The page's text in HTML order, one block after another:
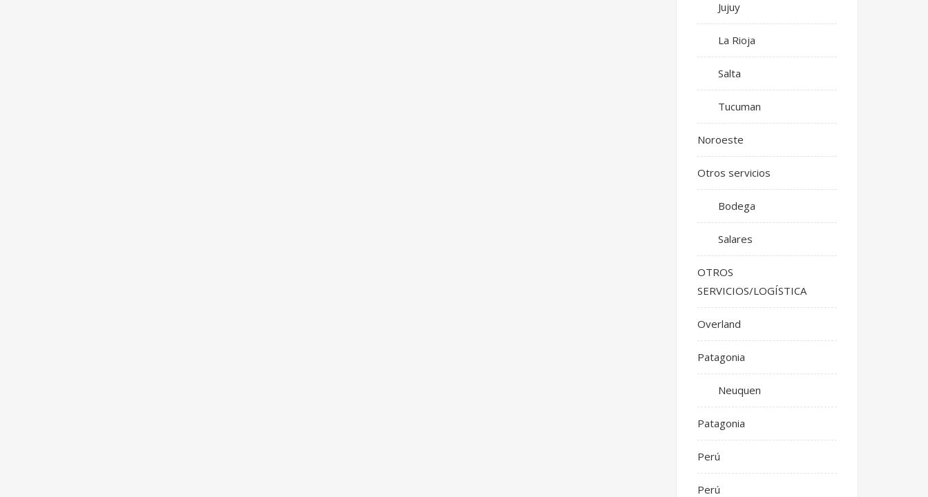
Jujuy
La Rioja
Salta
Tucuman
Noroeste
Otros servicios
Bodega
Salares
OTROS
SERVICIOS/LOGÍSTICA
Overland
Patagonia
Neuquen
Patagonia
Perú
Perú